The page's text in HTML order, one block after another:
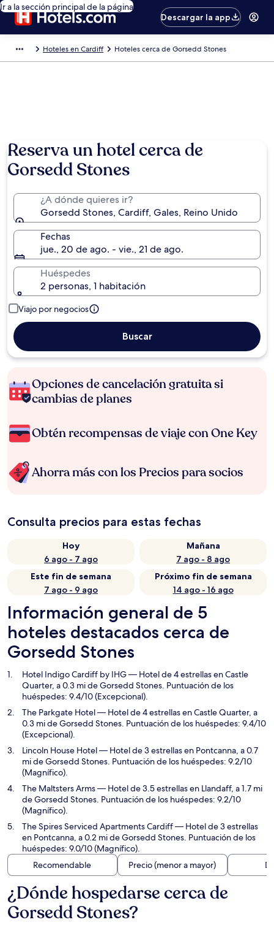
Ir a la sección principal de la página
Descargar la app
Hoteles en Cardiff Hoteles cerca de Gorsedd Stones
Reserva un hotel cerca de
Gorsedd Stones
¿A dónde quieres ir?
Gorsedd Stones, Cardiff, Gales, Reino Unido
Fechas
jue., 20 de ago. - vie., 21 de ago.
Huéspedes
2 personas, 1 habitación
Viajo por negocios
Buscar
Opciones de cancelación gratuita si
cambias de planes
Obtén recompensas de viaje con One Key
Ahorra más con los Precios para socios
Consulta precios para estas fechas
Hoy
6 ago - 7 ago
Mañana
7 ago - 8 ago
Este fin de semana
7 ago - 9 ago
Próximo fin de semana
14 ago - 16 ago
Información general de 5
hoteles destacados cerca de
Gorsedd Stones
Hotel Indigo Cardiff by IHG— Hotel de 4 estrellas en Castle
Quarter, a 0.3 mi de Gorsedd Stones. Puntuación de los
huéspedes: 9.4/10 (Excepcional).
The Parkgate Hotel— Hotel de 4 estrellas en Castle Quarter, a
0.3 mi de Gorsedd Stones. Puntuación de los huéspedes: 9.4/10
(Excepcional).
Lincoln House Hotel— Hotel de 3 estrellas en Pontcanna, a 0.7
mi de Gorsedd Stones. Puntuación de los huéspedes: 9.2/10
(Magnífico).
The Maltsters Arms— Hotel de 3.5 estrellas en Llandaff, a 1.7 mi
de Gorsedd Stones. Puntuación de los huéspedes: 9.2/10
(Magnífico).
The Spires Serviced Apartments Cardiff— Hotel de 3 estrellas
en Pontcanna, a 0.2 mi de Gorsedd Stones. Puntuación de los
huéspedes: 9.0/10 (Magnífico).
Recomendable
Precio (menor a mayor)
¿Dónde hospedarse cerca de
Gorsedd Stones?